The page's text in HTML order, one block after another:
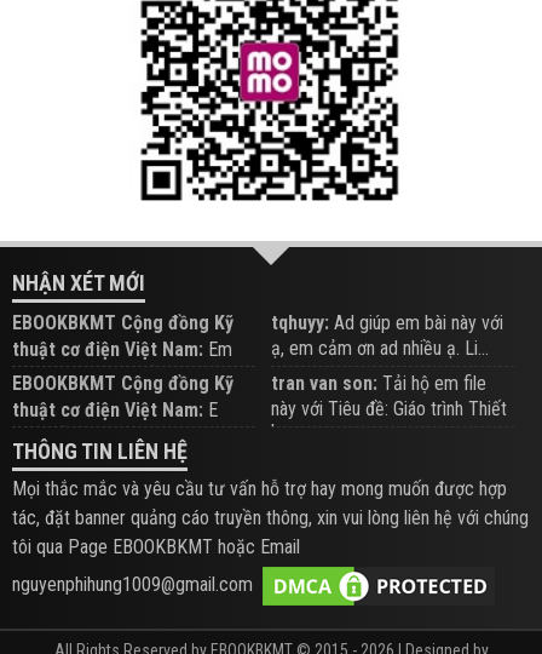
NHẬN XÉT MỚI
EBOOKBKMT Cộng đồng Kỹ
thuật cơ điện Việt Nam: Em
đăng trên Group hỗ trợ nhé
tqhuyy: Ad giúp em bài này với
ạ, em cảm ơn ad nhiều ạ. Li...
EBOOKBKMT Cộng đồng Kỹ
thuật cơ điện Việt Nam: E
xem hỗ trợ trên Group
tran van son: Tải hộ em file
này với Tiêu đề: Giáo trình Thiết
b...
THÔNG TIN LIÊN HỆ
Mọi thắc mắc và yêu cầu tư vấn hỗ trợ hay mong muốn được hợp
tác, đặt banner quảng cáo truyền thông, xin vui lòng liên hệ với chúng
tôi qua Page EBOOKBKMT hoặc Email
nguyenphihung1009@gmail.com
All Rights Reserved by EBOOKBKMT © 2015 - 2026 | Designed by